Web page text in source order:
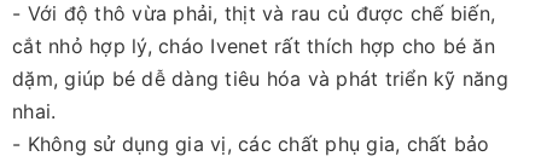
- Với độ thô vừa phải, thịt và rau củ được chế biến,
cắt nhỏ hợp lý, cháo Ivenet rất thích hợp cho bé ăn
dặm, giúp bé dễ dàng tiêu hóa và phát triển kỹ năng
nhai.
- Không sử dụng gia vị, các chất phụ gia, chất bảo